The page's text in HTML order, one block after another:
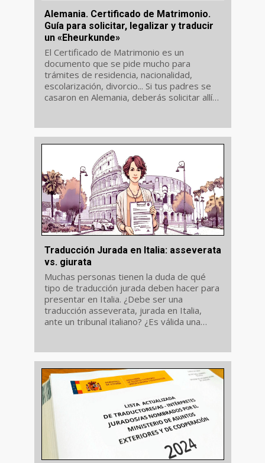
Alemania. Certificado de Matrimonio.
Guía para solicitar, legalizar y traducir
un «Eheurkunde»
El Certificado de Matrimonio es un
documento que se pide mucho para
trámites de residencia, nacionalidad,
escolarización, divorcio... Si tus padres se
casaron en Alemania, deberás solicitar allí
y...
Traducción Jurada en Italia: asseverata
vs. giurata
Muchas personas tienen la duda de qué
tipo de traducción jurada deben hacer para
presentar en Italia. ¿Debe ser una
traducción asseverata, jurada en Italia,
ante un tribunal italiano? ¿Es válida una